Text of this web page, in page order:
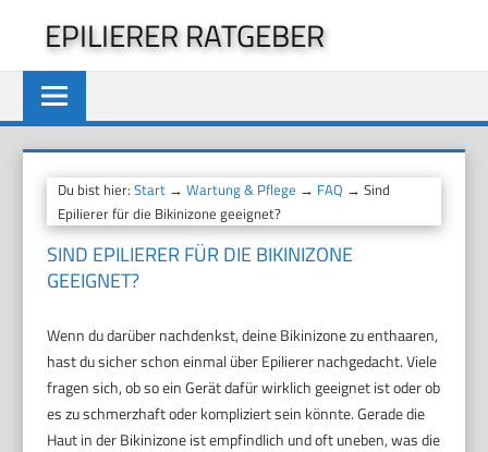
springen
EPILIERER RATGEBER
Du bist hier:Start →Wartung & Pflege → FAQ → Sind
Epilierer für die Bikinizone geeignet?
SIND EPILIERER FÜR DIE BIKINIZONE
GEEIGNET?
Wenn du darüber nachdenkst, deine Bikinizone zu enthaaren,
hast du sicher schon einmal über Epilierer nachgedacht. Viele
fragen sich, ob so ein Gerät dafür wirklich geeignet ist oder ob
es zu schmerzhaft oder kompliziert sein könnte. Gerade die
Haut in der Bikinizone ist empfindlich und oft uneben, was die